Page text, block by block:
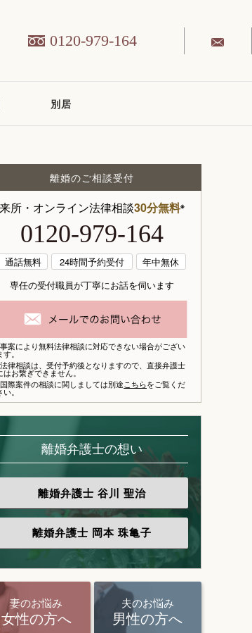
0120-979-164
別居
離婚のご相談受付
来所・オンライン法律相談30分無料※
0120-979-164
通話無料 24時間予約受付
年中無休
専任の受付職員が丁寧にお話を伺います
案により無料法律相談に対応できない場合がござい
す。
律相談は、 受付予約後となりますので、 直接弁護士
はお繋ぎできません。
際案件の相談に関しましては別途こちらをご覧くだ
い。
離婚弁護士の想い
離婚弁護士 谷川 聖治
離婚弁護士 岡本 珠亀子
妻のお悩み
女性の方へ
夫のお悩み
男性の方へ